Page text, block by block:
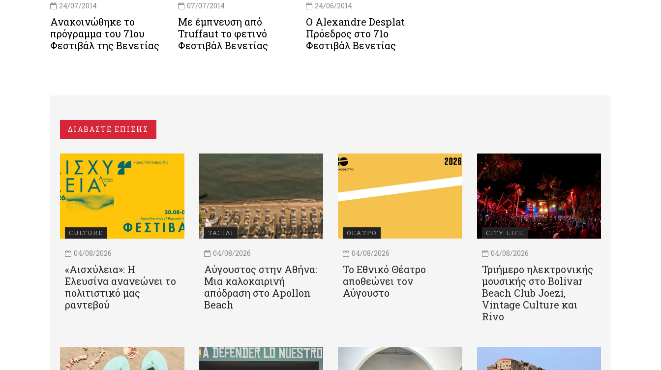
24/07/2014
Ανακοινώθηκε το
πρόγραμμα του 71ου
Φεστιβάλ της Βενετίας
07/07/2014
Με έμπνευση από
Truffaut το φετινό
Φεστιβάλ Βενετίας
24/06/2014
O Alexandre Desplat
Πρόεδρος στο 71o
Φεστιβάλ Βενετίας
ΔΙΑΒΑΣΤΕ ΕΠΙΣΗΣ
CULTURE
04/08/2026
«Αισχύλεια»: Η
Ελευσίνα ανανεώνει το
πολιτιστικό μας
ραντεβού
ΤΑΞΙΔΙ
04/08/2026
Αύγουστος στην Αθήνα:
Μια καλοκαιρινή
απόδραση στο Apollon
Beach
ΘΕΑΤΡΟ
04/08/2026
Το Εθνικό Θέατρο
αποθεώνει τον
Αύγουστο
CITY LIFE
04/08/2026
Τριήμερο ηλεκτρονικής
μουσικής στο Bolivar
Beach Club Joezi,
Vintage Culture και
Rivo